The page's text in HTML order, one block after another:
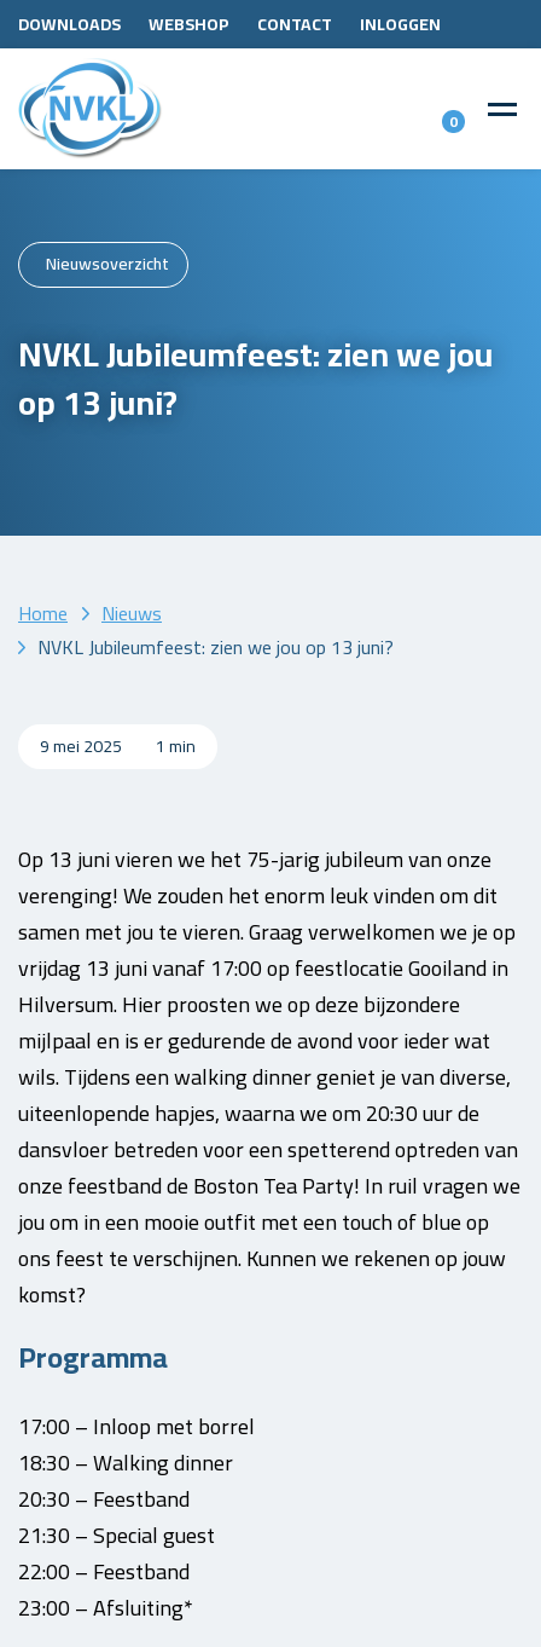
DOWNLOADS WEBSHOP CONTACT INLOGGEN
0
Nieuwsoverzicht
NVKL Jubileumfeest: zien we jou
op 13 juni?
Home
Nieuws
NVKL Jubileumfeest: zien we jou op 13 juni?
9 mei 2025 1 min
Op 13 juni vieren we het 75-jarig jubileum van onze
verenging! We zouden het enorm leuk vinden om dit
samen met jou te vieren. Graag verwelkomen we je op
vrijdag 13 juni vanaf 17:00 op feestlocatie Gooiland in
Hilversum. Hier proosten we op deze bijzondere
mijlpaal en is er gedurende de avond voor ieder wat
wils. Tijdens een walking dinner geniet je van diverse,
uiteenlopende hapjes, waarna we om 20:30 uur de
dansvloer betreden voor een spetterend optreden van
onze feestband de Boston Tea Party! In ruil vragen we
jou om in een mooie outfit met een touch of blue op
ons feest te verschijnen. Kunnen we rekenen op jouw
komst?
Programma
17:00 – Inloop met borrel
18:30 – Walking dinner
20:30 – Feestband
21:30 – Special guest
22:00 – Feestband
23:00 – Afsluiting*